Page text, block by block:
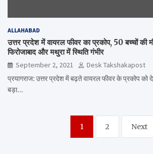
ALLAHABAD
उत्तर प्रदेश में वायरल फीवर का प्रकोप, 50 बच्चों की
फिरोजाबाद और मथुरा में स्थिति गंभीर
September 2, 2021
Desk Takshakapost
प्रयागराज: उत्तर प्रदेश में बढ़ते वायरल फीवर के प्रकोप
बड़ा…
navigation
1 2 Next